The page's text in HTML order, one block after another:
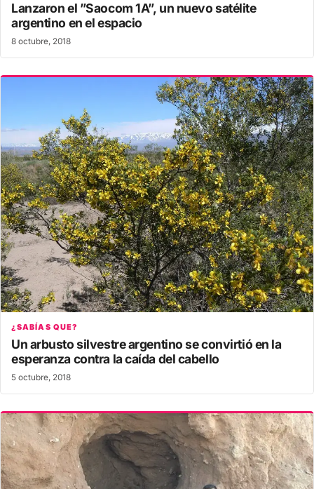
Lanzaron el ”Saocom 1A”, un nuevo satélite
argentino en el espacio
8 octubre, 2018
¿SABÍAS QUE?
Un arbusto silvestre argentino se convirtió en la
esperanza contra la caída del cabello
5 octubre, 2018